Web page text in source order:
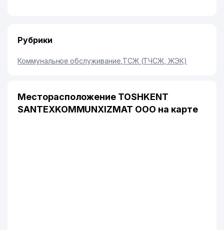
Рубрики
Коммунальное обслуживание, ТСЖ (ТЧСЖ, ЖЭК)
Месторасположение TOSHKENT
SANTEXKOMMUNXIZMAT ООО на карте